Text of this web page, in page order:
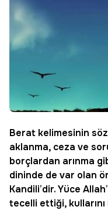
Berat kelimesinin
aklanma, ceza ve
borçlardan arınma
dininde de var olan
Kandili’dir. Yüce
tecelli ettiği, kullarını